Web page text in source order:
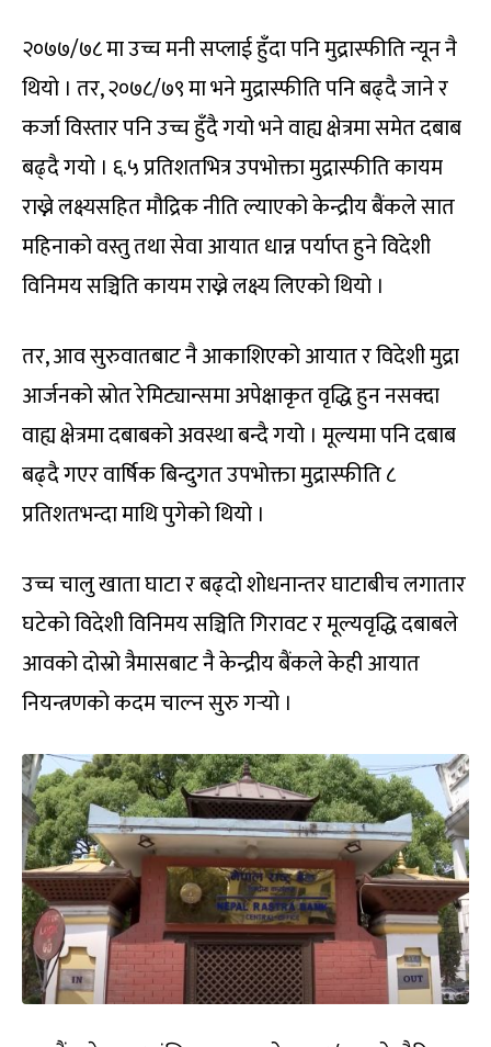
२०७७/७८ मा उच्च मनी सप्लाई हुँदा पनि मुद्रास्फीति न्यून नै
थियो । तर, २०७८/७९ मा भने मुद्रास्फीति पनि बढ्दै जाने र
कर्जा विस्तार पनि उच्च हुँदै गयो भने वाह्य क्षेत्रमा समेत दबाब
बढ्दै गयो । ६.५ प्रतिशतभित्र उपभोक्ता मुद्रास्फीति कायम
राख्ने लक्ष्यसहित मौद्रिक नीति ल्याएको केन्द्रीय बैंकले सात
महिनाको वस्तु तथा सेवा आयात धान्न पर्याप्त हुने विदेशी
विनिमय सञ्चिति कायम राख्ने लक्ष्य लिएको थियो ।
तर, आव सुरुवातबाट नै आकाशिएको आयात र विदेशी मुद्रा
आर्जनको स्रोत रेमिट्यान्समा अपेक्षाकृत वृद्धि हुन नसक्दा
वाह्य क्षेत्रमा दबाबको अवस्था बन्दै गयो । मूल्यमा पनि दबाब
बढ्दै गएर वार्षिक बिन्दुगत उपभोक्ता मुद्रास्फीति ८
प्रतिशतभन्दा माथि पुगेको थियो ।
उच्च चालु खाता घाटा र बढ्दो शोधनान्तर घाटाबीच लगातार
घटेको विदेशी विनिमय सञ्चिति गिरावट र मूल्यवृद्धि दबाबले
आवको दोस्रो त्रैमासबाट नै केन्द्रीय बैंकले केही आयात
नियन्त्रणको कदम चाल्न सुरु गर्‍यो ।